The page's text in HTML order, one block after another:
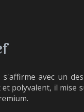
s'affirme avec un
et polyvalent, il